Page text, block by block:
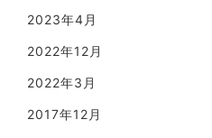
2023年4月
2022年12月
2022年3月
2017年12月